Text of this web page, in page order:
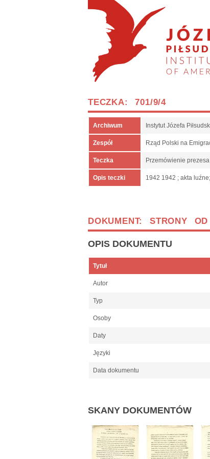
TECZKA: 701/9/4
Archiwum Instytut Józefa
Zespół Rząd Polski na
Teczka Przemówienie
Opis teczki 1942 1942 ; akta
DOKUMENT: STRONY OD
OPIS DOKUMENTU
Tytuł
Autor
Typ
Osoby
Daty
Języki
Data dokumentu
SKANY DOKUMENTÓW